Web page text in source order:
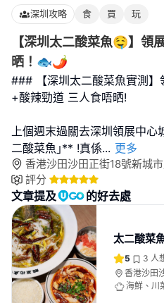
深圳攻略 食 買 玩
【深圳太二酸菜魚🤤】領
晒！🐟🌶️
### 【深圳太二酸菜魚實測】
+酸辣勁道 三人食唔晒!
上個週末過關去深圳領展中
二酸菜魚｣** !真係... 更多
香港沙田沙田正街18號新城
評分
文章提及 的好去處
太二酸菜
5 3 人
香港沙田
樓249號
海鮮、川